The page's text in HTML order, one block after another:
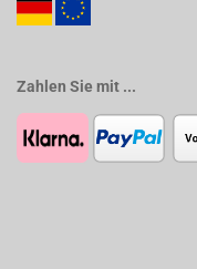
Zahlen Sie mit ...